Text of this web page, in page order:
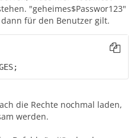
"geheimes$Passwor123"
für den Benutzer gilt.
die Rechte nochmal laden,
werden.